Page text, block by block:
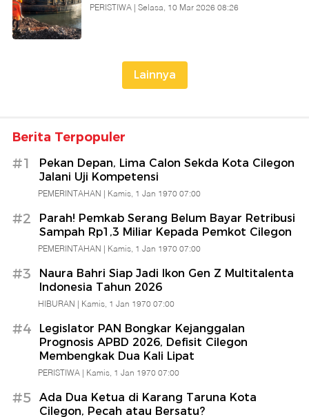
PERISTIWA | Selasa, 10 Mar 2026 08:26
Berita Terpopuler
#1
Pekan Depan, Lima Calon Sekda Kota Cilegon
Jalani Uji Kompetensi
PEMERINTAHAN | Kamis, 1 Jan 1970 07:00
#2
Parah! Pemkab Serang Belum Bayar Retribusi
Sampah Rp1,3 Miliar Kepada Pemkot Cilegon
PEMERINTAHAN | Kamis, 1 Jan 1970 07:00
#3
Naura Bahri Siap Jadi Ikon Gen Z Multitalenta
Indonesia Tahun 2026
HIBURAN | Kamis, 1 Jan 1970 07:00
#4
Legislator PAN Bongkar Kejanggalan
Prognosis APBD 2026, Defisit Cilegon
Membengkak Dua Kali Lipat
PERISTIWA | Kamis, 1 Jan 1970 07:00
#5
Ada Dua Ketua di Karang Taruna Kota
Cilegon, Pecah atau Bersatu?